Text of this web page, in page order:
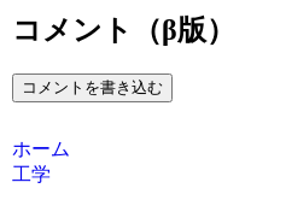
コメント（β版）
コメントを書き込む
ホーム
工学